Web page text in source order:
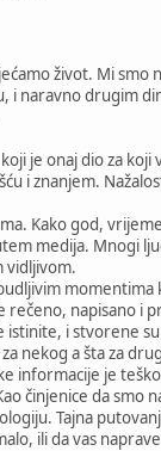
život. Mi smo
i naravno drugim
je onaj dio za koji
i znanjem.
Kako god,
medija. Mnogi
vidljivom.
momentima
rečeno, napisano i
istinite, i stvorene
nekog a šta za
informacije je
činjenice da smo
Tajna
ili da vas